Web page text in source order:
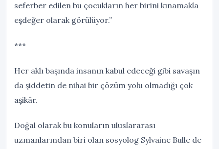
seferber edilen bu çocukların her birini kınamakla
eşdeğer olarak görülüyor.”
***
Her aklı başında insanın kabul edeceği gibi savaşın
da şiddetin de nihai bir çözüm yolu olmadığı çok
aşikâr.
Doğal olarak bu konuların uluslararası
uzmanlarından biri olan sosyolog Sylvaine Bulle de